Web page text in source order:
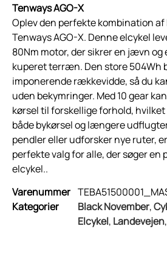
Tenways AGO-X
Oplev den perfekte kombination
Tenways AGO-X. Denne elcykel
80Nm motor, der sikrer en jævn og
kuperet terræn. Den store 504Wh
imponerende rækkevidde, så du
uden bekymringer. Med 10 gear
kørsel til forskellige forhold, hvilket
både bykørsel og længere
pendler eller udforsker nye ruter,
perfekte valg for alle, der søger en
elcykel..
Varenummer
Kategorier
Black November,
Elcykel, Landevejen,